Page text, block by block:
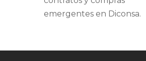
emergentes en Diconsa.